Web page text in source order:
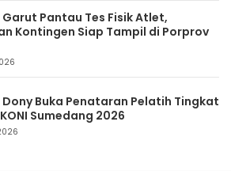
Pantau Tes Fisik Atlet,
Kontingen Siap Tampil di Porprov
Buka Penataran Pelatih Tingkat
Sumedang 2026